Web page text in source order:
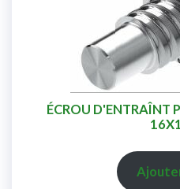
ÉCROU D'ENTRAÎNT